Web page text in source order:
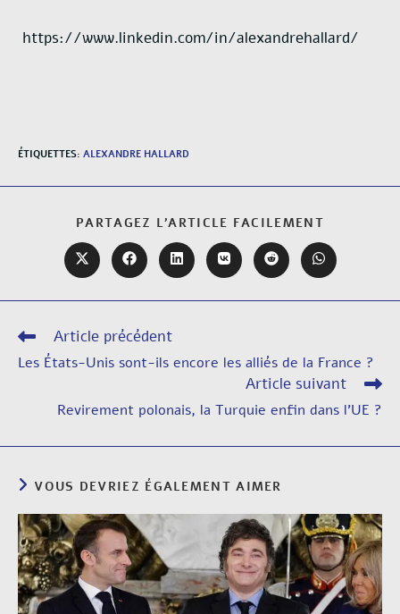
https://www.linkedin.com/in/alexandrehallard/
ÉTIQUETTES: ALEXANDRE HALLARD
PARTAGEZ L'ARTICLE FACILEMENT
Article précédent
Les États-Unis sont-ils encore les alliés de la France ?
Article suivant
Revirement polonais, la Turquie enfin dans l’UE ?
VOUS DEVRIEZ ÉGALEMENT AIMER